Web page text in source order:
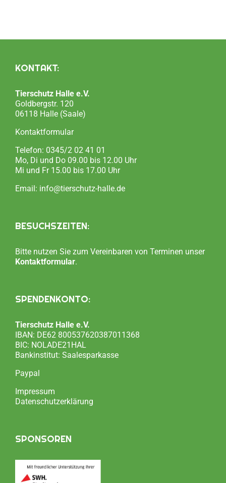
KONTAKT:
Tierschutz Halle e.V.
Goldbergstr. 120
06118 Halle (Saale)
Kontaktformular
Telefon: 0345/2 02 41 01
Mo, Di und Do 09.00 bis 12.00 Uhr
Mi und Fr 15.00 bis 17.00 Uhr
Email: info@tierschutz-halle.de
BESUCHSZEITEN:
Bitte nutzen Sie zum Vereinbaren von Terminen unser
Kontaktformular.
SPENDENKONTO:
Tierschutz Halle e.V.
IBAN: DE62 800537620387011368
BIC: NOLADE21HAL
Bankinstitut: Saalesparkasse
Paypal
Impressum
Datenschutzerklärung
SPONSOREN